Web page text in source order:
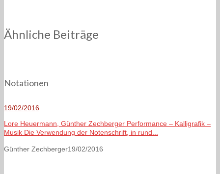
Ähnliche Beiträge
Notationen
19/02/2016
Lore Heuermann, Günther Zechberger Performance – Kalligrafik –
Musik Die Verwendung der Notenschrift, in rund...
Günther Zechberger19/02/2016